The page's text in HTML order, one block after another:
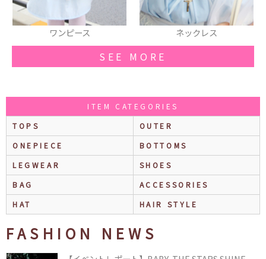
ネックレス ロンT
SEE MORE
ITEM CATEGORIES
TOPS
OUTER
ONEPIECE
BOTTOMS
LEGWEAR
SHOES
BAG
ACCESSORIES
HAT
HAIR STYLE
FASHION NEWS